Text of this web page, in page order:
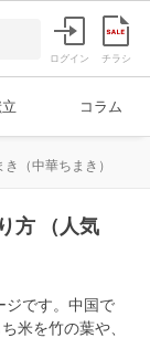
ログイン チラシ
コラム
き（中華ちまき）
方 （人気
ジです。中国で
米を竹の葉や、